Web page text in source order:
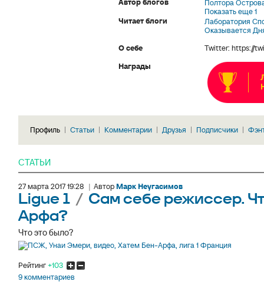
Автор блогов
Полтора
Показать еще 1
Читает блоги
Лаборатория
Оказывается
О себе
Twitter: https://
Награды
Профиль Статьи Комментарии Друзья Подписчики
СТАТЬИ
27 марта 2017 19:28 | АвторМарк Неугасимов
Ligue 1 / Сам себе режиссер.
Арфа?
Что это было?
Рейтинг+103
9 комментариев